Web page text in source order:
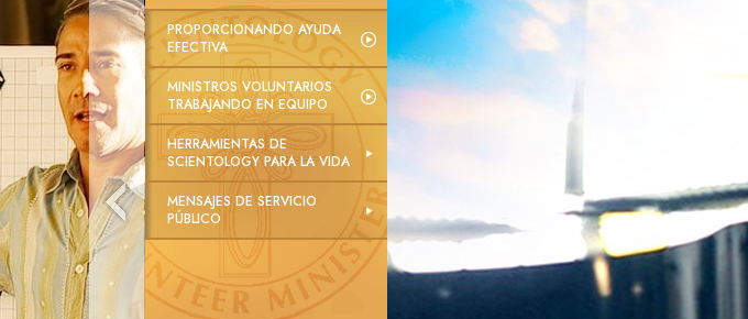
PROPORCIONANDO AYUDA
EFECTIVA
MINISTROS VOLUNTARIOS
TRABAJANDO EN EQUIPO
HERRAMIENTAS DE
SCIENTOLOGY PARA LA VIDA
MENSAJES DE SERVICIO
PÚBLICO